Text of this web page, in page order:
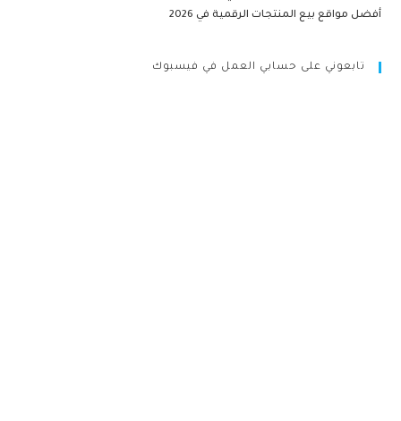
أفضل مواقع بيع المنتجات الرقمية في 2026
تابعوني على حسابي العمل في فيسبوك